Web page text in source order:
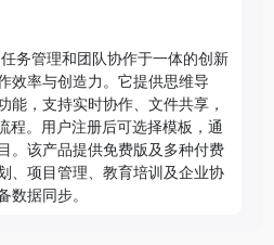
务管理和团队协作于一体的创新
效率与创造力。它提供思维导
能，支持实时协作、文件共享，
程。用户注册后可选择模板，通
。该产品提供免费版及多种付费
、项目管理、教育培训及企业协
数据同步。